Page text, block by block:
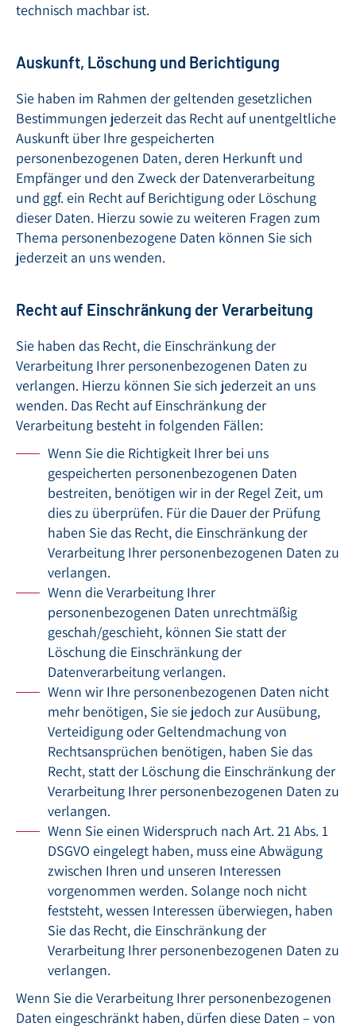
technisch machbar ist.
Auskunft, Löschung und Berichtigung
Sie haben im Rahmen der geltenden gesetzlichen
Bestimmungen jederzeit das Recht auf unentgeltliche
Auskunft über Ihre gespeicherten
personenbezogenen Daten, deren Herkunft und
Empfänger und den Zweck der Datenverarbeitung
und ggf. ein Recht auf Berichtigung oder Löschung
dieser Daten. Hierzu sowie zu weiteren Fragen zum
Thema personenbezogene Daten können Sie sich
jederzeit an uns wenden.
Recht auf Einschränkung der Verarbeitung
Sie haben das Recht, die Einschränkung der
Verarbeitung Ihrer personenbezogenen Daten zu
verlangen. Hierzu können Sie sich jederzeit an uns
wenden. Das Recht auf Einschränkung der
Verarbeitung besteht in folgenden Fällen:
Wenn Sie die Richtigkeit Ihrer bei uns
gespeicherten personenbezogenen Daten
bestreiten, benötigen wir in der Regel Zeit, um
dies zu überprüfen. Für die Dauer der Prüfung
haben Sie das Recht, die Einschränkung der
Verarbeitung Ihrer personenbezogenen Daten zu
verlangen.
Wenn die Verarbeitung Ihrer
personenbezogenen Daten unrechtmäßig
geschah/geschieht, können Sie statt der
Löschung die Einschränkung der
Datenverarbeitung verlangen.
Wenn wir Ihre personenbezogenen Daten nicht
mehr benötigen, Sie sie jedoch zur Ausübung,
Verteidigung oder Geltendmachung von
Rechtsansprüchen benötigen, haben Sie das
Recht, statt der Löschung die Einschränkung der
Verarbeitung Ihrer personenbezogenen Daten zu
verlangen.
Wenn Sie einen Widerspruch nach Art. 21 Abs. 1
DSGVO eingelegt haben, muss eine Abwägung
zwischen Ihren und unseren Interessen
vorgenommen werden. Solange noch nicht
feststeht, wessen Interessen überwiegen, haben
Sie das Recht, die Einschränkung der
Verarbeitung Ihrer personenbezogenen Daten zu
verlangen.
Wenn Sie die Verarbeitung Ihrer personenbezogenen
Daten eingeschränkt haben, dürfen diese Daten – von